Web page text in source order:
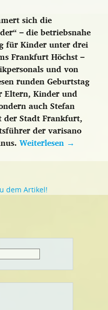
sich die
– die betriebsnahe
für Kinder unter drei
Frankfurt Höchst –
und von
runden Geburtstag
Eltern, Kinder und
auch Stefan
der Stadt Frankfurt,
der varisano
Weiterlesen →
dem Artikel!